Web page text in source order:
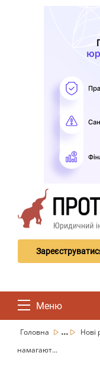
Меню
Головна ...
Нові
намагают...